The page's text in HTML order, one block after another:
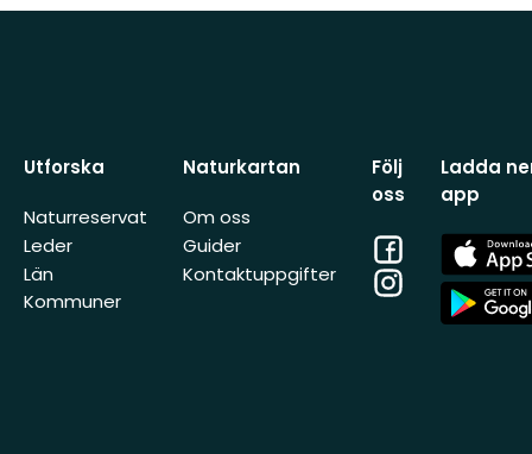
Utforska
Naturreservat
Leder
Län
Kommuner
Naturkartan
Om oss
Guider
Kontaktuppgifter
Följ
oss
Facebook
Instagram
Ladda
app
App
Store
App
Store